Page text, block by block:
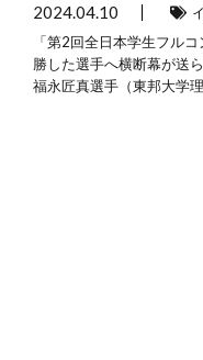
2024.04.10
「第2回全日本学生フル
勝した選手へ横断幕が送
福永匠真選手（東邦大学